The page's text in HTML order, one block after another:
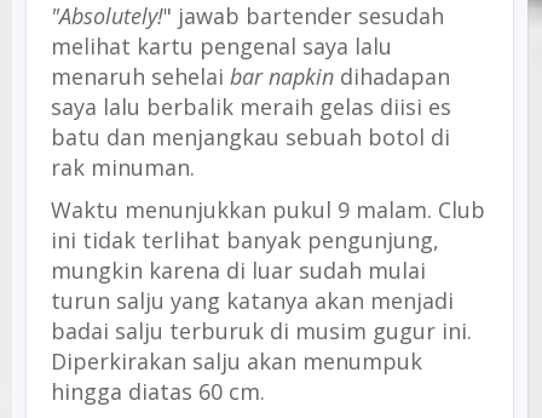
"Absolutely!" jawab bartender sesudah
melihat kartu pengenal saya lalu
menaruh sehelai bar napkin dihadapan
saya lalu berbalik meraih gelas diisi es
batu dan menjangkau sebuah botol di
rak minuman.
Waktu menunjukkan pukul 9 malam. Club
ini tidak terlihat banyak pengunjung,
mungkin karena di luar sudah mulai
turun salju yang katanya akan menjadi
badai salju terburuk di musim gugur ini.
Diperkirakan salju akan menumpuk
hingga diatas 60 cm.